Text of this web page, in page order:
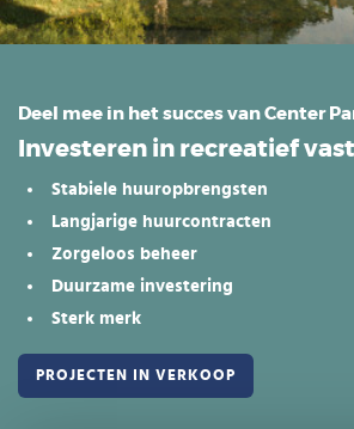
Deel mee in het succes van Center
​Investeren in recreatief
Stabiele huuropbrengsten
Langjarige huurcontracten
Zorgeloos beheer
Duurzame investering
Sterk merk
PROJECTEN IN VERKOOP